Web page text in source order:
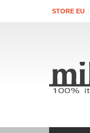
STORE EU